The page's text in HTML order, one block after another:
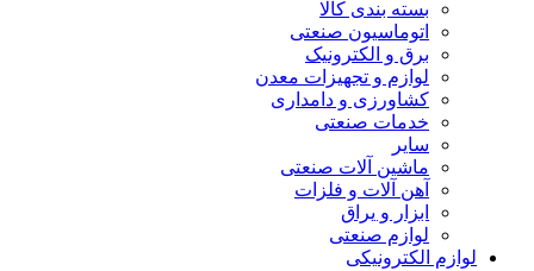
بسته بندی کالا
اتوماسیون صنعتی
برق و الکترونیک
لوازم و تجهیزات معدن
کشاورزی و دامداری
خدمات صنعتی
سایر
ماشین آلات صنعتی
آهن آلات و فلزات
ابزار و یراق
لوازم صنعتی
لوازم الکترونیکی